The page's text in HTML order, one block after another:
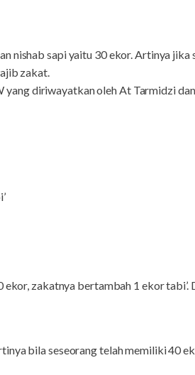
nishab sapi yaitu 30 ekor. Artinya
zakat.
diriwayatkan oleh At Tarmidzi
zakatnya bertambah 1 ekor
bila seseorang telah memiliki 40